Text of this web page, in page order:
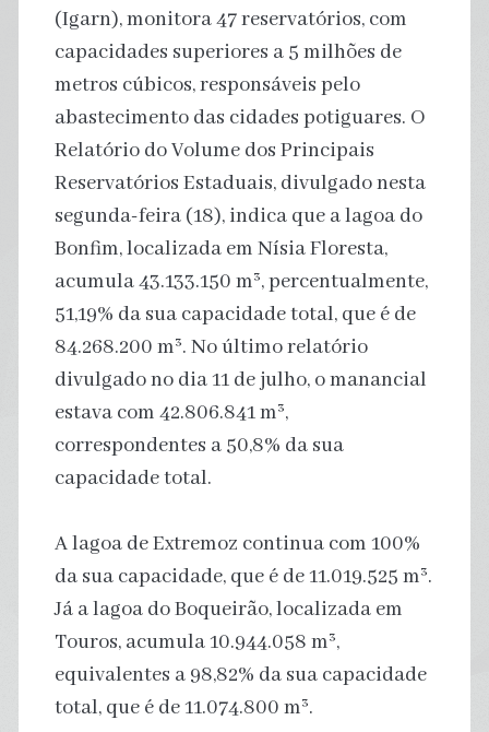
(Igarn), monitora 47 reservatórios, com
capacidades superiores a 5 milhões de
metros cúbicos, responsáveis pelo
abastecimento das cidades potiguares. O
Relatório do Volume dos Principais
Reservatórios Estaduais, divulgado nesta
segunda-feira (18), indica que a lagoa do
Bonfim, localizada em Nísia Floresta,
acumula 43.133.150 m³, percentualmente,
51,19% da sua capacidade total, que é de
84.268.200 m³. No último relatório
divulgado no dia 11 de julho, o manancial
estava com 42.806.841 m³,
correspondentes a 50,8% da sua
capacidade total.
A lagoa de Extremoz continua com 100%
da sua capacidade, que é de 11.019.525 m³.
Já a lagoa do Boqueirão, localizada em
Touros, acumula 10.944.058 m³,
equivalentes a 98,82% da sua capacidade
total, que é de 11.074.800 m³.